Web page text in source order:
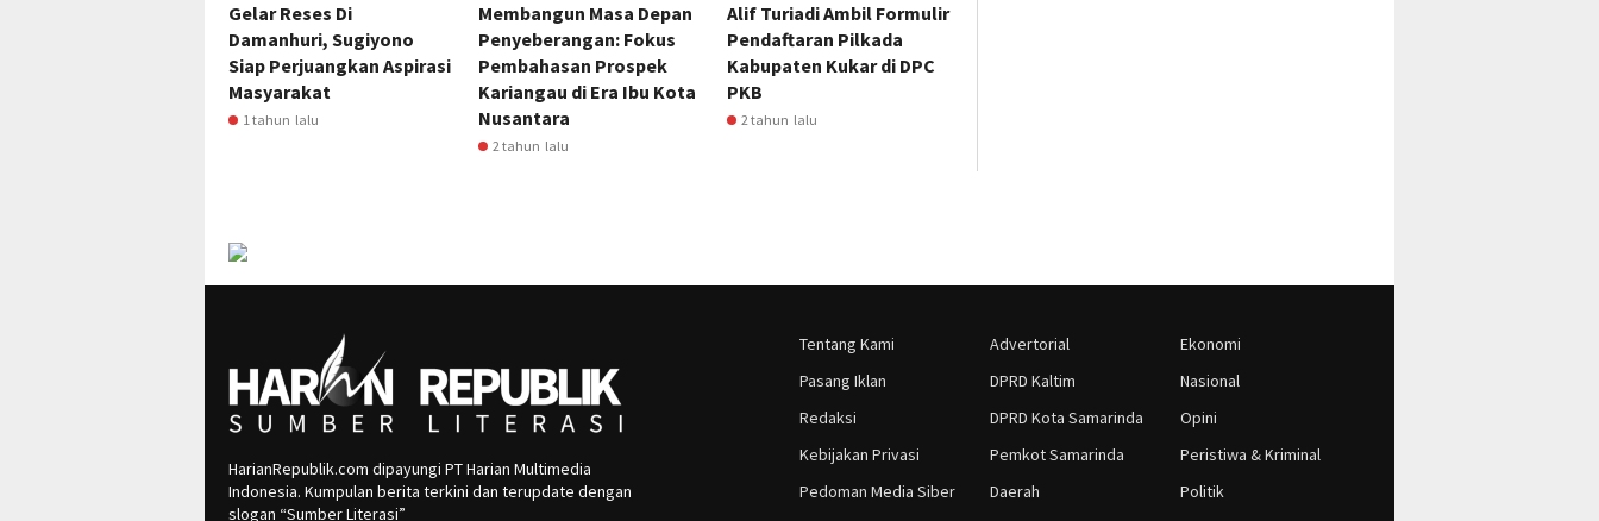
Gelar Reses Di
Damanhuri, Sugiyono
Siap Perjuangkan Aspirasi
Masyarakat
1 tahun lalu
Membangun Masa Depan
Penyeberangan: Fokus
Pembahasan Prospek
Kariangau di Era Ibu Kota
Nusantara
2 tahun lalu
Alif Turiadi Ambil Formulir
Pendaftaran Pilkada
Kabupaten Kukar di DPC
PKB
2 tahun lalu
Tentang Kami
Pasang Iklan
Redaksi
Kebijakan Privasi
Pedoman Media Siber
Advertorial
DPRD Kaltim
DPRD Kota Samarinda
Pemkot Samarinda
Daerah
Ekonomi
Nasional
Opini
Peristiwa & Kriminal
Politik
HarianRepublik.com dipayungi PT Harian Multimedia
Indonesia. Kumpulan berita terkini dan terupdate dengan
slogan “Sumber Literasi”